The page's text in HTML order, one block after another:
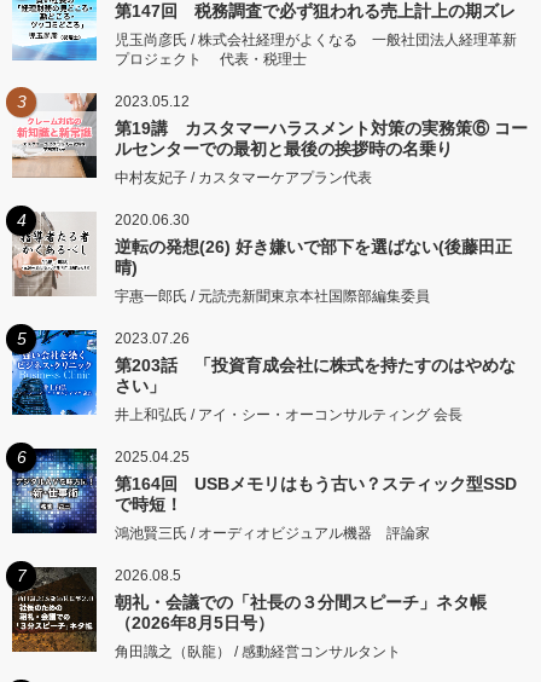
第147回 税務調査で必ず狙われる売上計上の期ズレ
児玉尚彦氏 / 株式会社経理がよくなる 一般社団法人経理革新
プロジェクト 代表・税理士
3 2023.05.12
第19講 カスタマーハラスメント対策の実務策⑥ コー
ルセンターでの最初と最後の挨拶時の名乗り
中村友妃子 / カスタマーケアプラン代表
4 2020.06.30
逆転の発想(26) 好き嫌いで部下を選ばない(後藤田正
晴)
宇惠一郎氏 / 元読売新聞東京本社国際部編集委員
5 2023.07.26
第203話 「投資育成会社に株式を持たすのはやめな
さい」
井上和弘氏 / アイ・シー・オーコンサルティング 会長
6 2025.04.25
第164回 USBメモリはもう古い？スティック型SSD
で時短！
鴻池賢三氏 / オーディオビジュアル機器 評論家
7 2026.08.5
朝礼・会議での「社長の３分間スピーチ」ネタ帳
（2026年8月5日号）
角田識之（臥龍） / 感動経営コンサルタント